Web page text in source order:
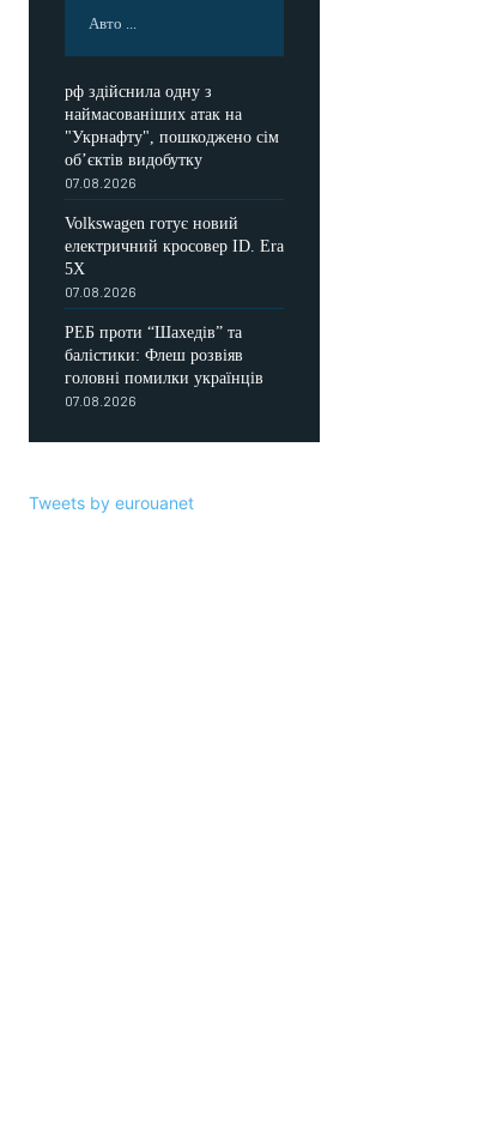
Авто ...
рф здійснила одну з
наймасованіших атак на
"Укрнафту", пошкоджено сім
об’єктів видобутку
07.08.2026
Volkswagen готує новий
електричний кросовер ID. Era
5X
07.08.2026
РЕБ проти “Шахедів” та
балістики: Флеш розвіяв
головні помилки українців
07.08.2026
Tweets by eurouanet